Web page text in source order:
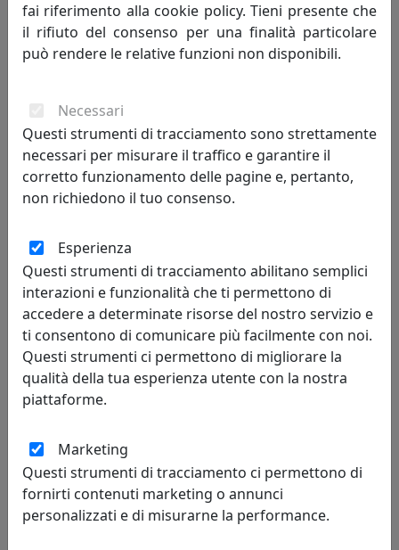
LAMPADA DA TAVOLO COLLEZIONE AQUILOVE, PICCOLA, CODICE
21451
Ottaviani
LAMPADA DA TAVOLO COLLEZIONE PLATINUM, GRANDE, CODICE
21490
Ottaviani
fai riferimento alla cookie policy. Tieni presente che
il rifiuto del consenso per una finalità particolare
può rendere le relative funzioni non disponibili.
Necessari
Questi strumenti di tracciamento sono strettamente
necessari per misurare il traffico e garantire il
corretto funzionamento delle pagine e, pertanto,
non richiedono il tuo consenso.
Esperienza
Questi strumenti di tracciamento abilitano semplici
interazioni e funzionalità che ti permettono di
accedere a determinate risorse del nostro servizio e
ti consentono di comunicare più facilmente con noi.
Questi strumenti ci permettono di migliorare la
qualità della tua esperienza utente con la nostra
piattaforme.
Marketing
Questi strumenti di tracciamento ci permettono di
fornirti contenuti marketing o annunci
personalizzati e di misurarne la performance.